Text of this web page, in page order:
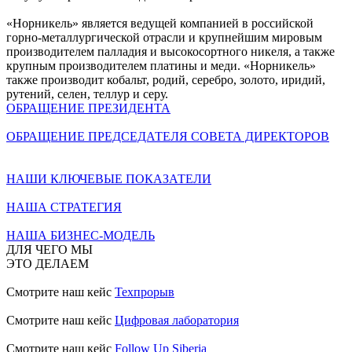
«Норникель» является ведущей компанией в российской
горно-металлургической отрасли и крупнейшим мировым
производителем палладия и высокосортного никеля, а также
крупным производителем платины и меди. «Норникель»
также производит кобальт, родий, серебро, золото, иридий,
рутений, селен, теллур и серу.
ОБРАЩЕНИЕ ПРЕЗИДЕНТА
ОБРАЩЕНИЕ ПРЕДСЕДАТЕЛЯ СОВЕТА ДИРЕКТОРОВ
НАШИ КЛЮЧЕВЫЕ ПОКАЗАТЕЛИ
НАША СТРАТЕГИЯ
НАША БИЗНЕС-МОДЕЛЬ
ДЛЯ ЧЕГО МЫ
ЭТО ДЕЛАЕМ
Смотрите наш кейс Техпрорыв
Смотрите наш кейс Цифровая лаборатория
Смотрите наш кейс Follow Up Siberia